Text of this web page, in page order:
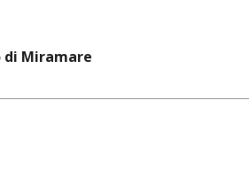
di Miramare